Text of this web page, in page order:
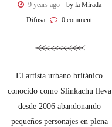
9 years ago
by la Mirada
Difusa
0 comment
El artista urbano británico
conocido como Slinkachu lleva
desde 2006 abandonando
pequeños personajes en plena